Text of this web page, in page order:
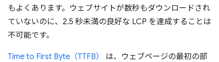
もよくあります。ウェブサイトが数秒もダウンロードされ
ていないのに、2.5 秒未満の良好な LCP を達成することは
不可能です。
Time to First Byte（TTFB）
は、ウェブページの最初の部